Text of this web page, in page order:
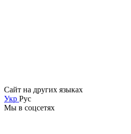
Сайт на других языках
Укр Рус
Мы в соцсетях